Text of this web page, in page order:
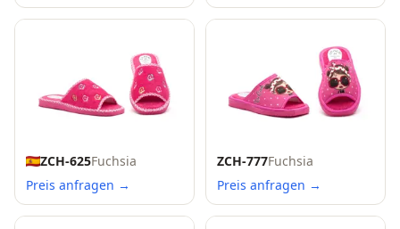
ZCH-625Fuchsia
Preis anfragen →
ZCH-777Fuchsia
Preis anfragen →